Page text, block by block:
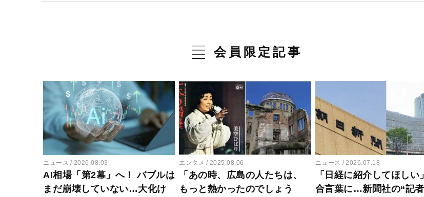
会員限定記事
ニュース 2026.08.03
AI相場「第2幕」へ！ バブルは
まだ崩壊していない…大化け
エンタメ 2025.08.06
「あの時、広島の人たちは、
もっと熱かったのでしょう
ニュース 2026.07.18
「日経に紹介してほしい
合言葉に…新聞社の“記